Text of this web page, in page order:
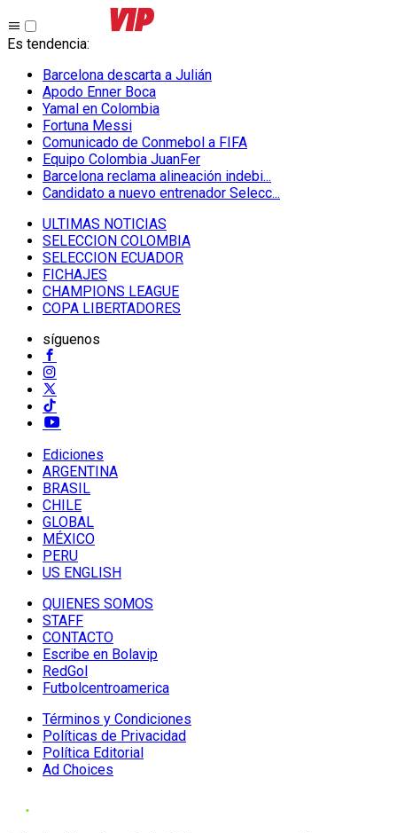
Es tendencia:
Barcelona descarta a Julián
Apodo Enner Boca
Yamal en Colombia
Fortuna Messi
Comunicado de Conmebol a FIFA
Equipo Colombia JuanFer
Barcelona reclama alineación indebi...
Candidato a nuevo entrenador Selecc...
ULTIMAS NOTICIAS
SELECCION COLOMBIA
SELECCION ECUADOR
FICHAJES
CHAMPIONS LEAGUE
COPA LIBERTADORES
síguenos
Ediciones
ARGENTINA
BRASIL
CHILE
GLOBAL
MÉXICO
PERU
US ENGLISH
QUIENES SOMOS
STAFF
CONTACTO
Escribe en Bolavip
RedGol
Futbolcentroamerica
Términos y Condiciones
Políticas de Privacidad
Política Editorial
Ad Choices